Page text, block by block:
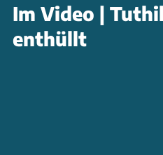
Im Video |
enthüllt